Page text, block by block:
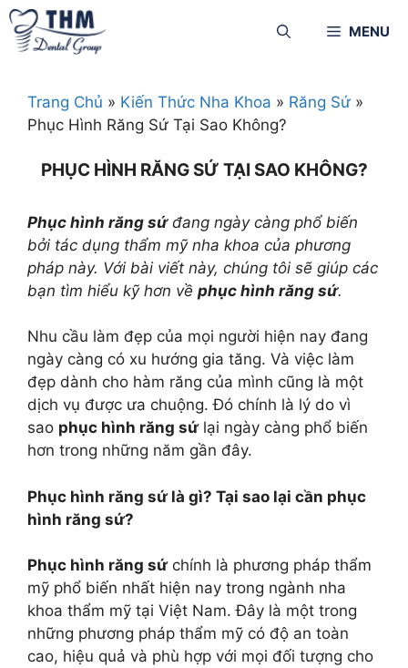
MENU
Trang Chủ » Kiến Thức Nha Khoa » Răng Sứ »
Phục Hình Răng Sứ Tại Sao Không?
PHỤC HÌNH RĂNG SỨ TẠI SAO KHÔNG?
Phục hình răng sứđang ngày càng phổ biến
bởi tác dụng thẩm mỹ nha khoa của phương
pháp này. Với bài viết này, chúng tôi sẽ giúp các
bạn tìm hiểu kỹ hơn về phục hình răng sứ.
Nhu cầu làm đẹp của mọi người hiện nay đang
ngày càng có xu hướng gia tăng. Và việc làm
đẹp dành cho hàm răng của mình cũng là một
dịch vụ được ưa chuộng. Đó chính là lý do vì
sao phục hình răng sứlại ngày càng phổ biến
hơn trong những năm gần đây.
Phục hình răng sứ là gì? Tại sao lại cần phục
hình răng sứ?
Phục hình răng sứchính là phương pháp thẩm
mỹ phổ biến nhất hiện nay trong ngành nha
khoa thẩm mỹ tại Việt Nam. Đây là một trong
những phương pháp thẩm mỹ có độ an toàn
cao, hiệu quả và phù hợp với mọi đối tượng cho